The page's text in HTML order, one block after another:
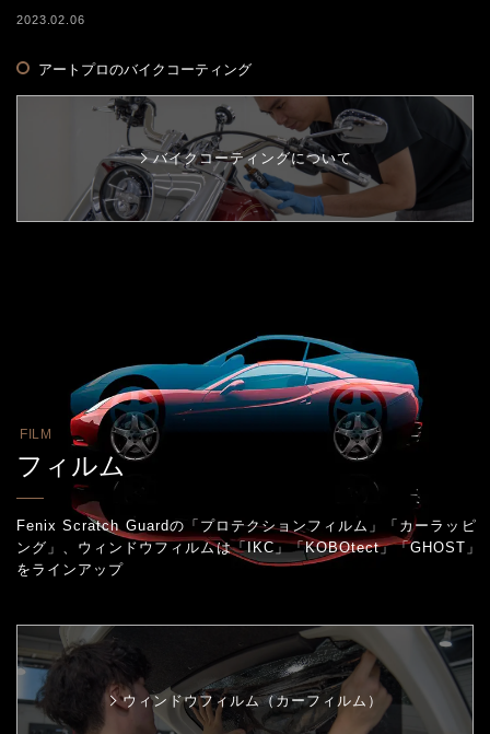
2023.02.06
アートプロのバイクコーティング
バイクコーティングについて
FILM
フィルム
Fenix Scratch Guardの「プロテクションフィルム」「カーラッピ
ング」、 ウィンドウフィルムは「IKC」「KOBOtect」「GHOST」
をラインアップ
ウィンドウフィルム（カーフィルム）